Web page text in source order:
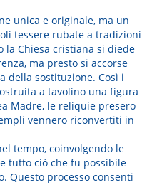
unica e originale, ma un
tessere rubate a tradizioni
la Chiesa cristiana si diede
ma presto si accorse
della sostituzione. Così i
a tavolino una figura
Madre, le reliquie presero
vennero riconvertiti in
tempo, coinvolgendo le
tutto ciò che fu possibile
Questo processo consenti